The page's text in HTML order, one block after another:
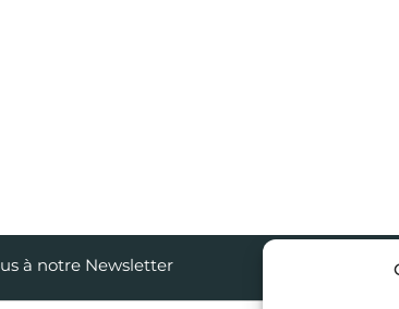
à notre Newsletter
Nos